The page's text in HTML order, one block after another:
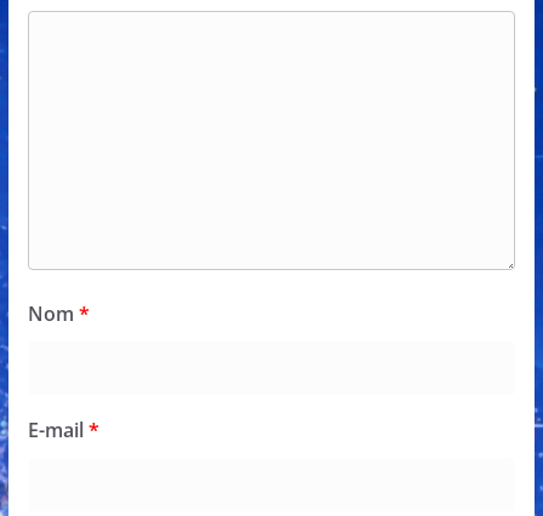
Nom *
E-mail*